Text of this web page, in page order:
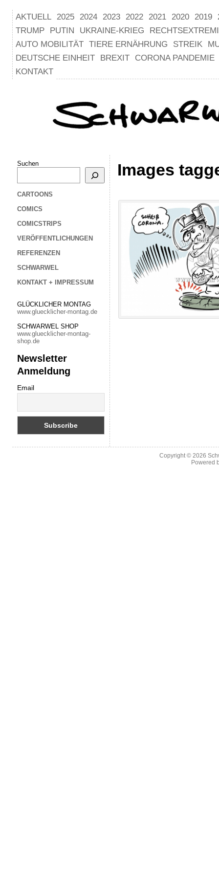
AKTUELL 2025 2024 2023 2022 2021 2020 2019
TRUMP
PUTIN UKRAINE-KRIEG
AUTO MOBILITÄT TIERE ERNÄHRUNG STREIK
DEUTSCHE EINHEIT
BREXIT
CORONA PANDEMIE
KONTAKT
Suchen
CARTOONS
COMICS
COMICSTRIPS
VERÖFFENTLICHUNGEN
REFERENZEN
SCHWARWEL
KONTAKT + IMPRESSUM
GLÜCKLICHER MONTAG
www.gluecklicher-montag.de
SCHWARWEL SHOP
www.gluecklicher-montag-
shop.de
Newsletter
Anmeldung
Email
Images
Copyright © 2026
Powered